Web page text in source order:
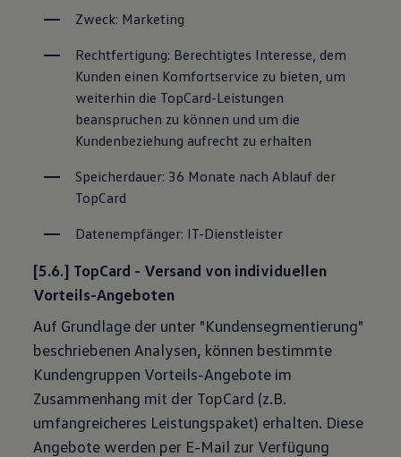
Zweck: Marketing
Rechtfertigung: Berechtigtes Interesse, dem
Kunden einen Komfortservice zu bieten, um
weiterhin die TopCard-Leistungen
beanspruchen zu können und um die
Kundenbeziehung aufrecht zu erhalten
Speicherdauer: 36 Monate nach Ablauf der
TopCard
Datenempfänger: IT-Dienstleister
[5.6.] TopCard - Versand von individuellen
Vorteils-Angeboten
Auf Grundlage der unter "Kundensegmentierung"
beschriebenen Analysen, können bestimmte
Kundengruppen Vorteils-Angebote im
Zusammenhang mit der TopCard (z.B.
umfangreicheres Leistungspaket) erhalten. Diese
Angebote werden per E-Mail zur Verfügung